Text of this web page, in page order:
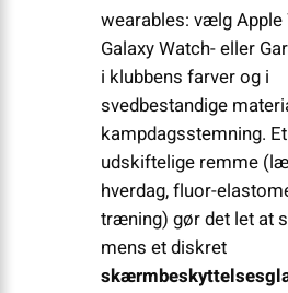
wearables: vælg Apple
Galaxy Watch- eller
i klubbens farver og i
svedbestandige
kampdagsstemning.
udskiftelige remme
hverdag, fluor-
træning) gør det let at
mens et diskret